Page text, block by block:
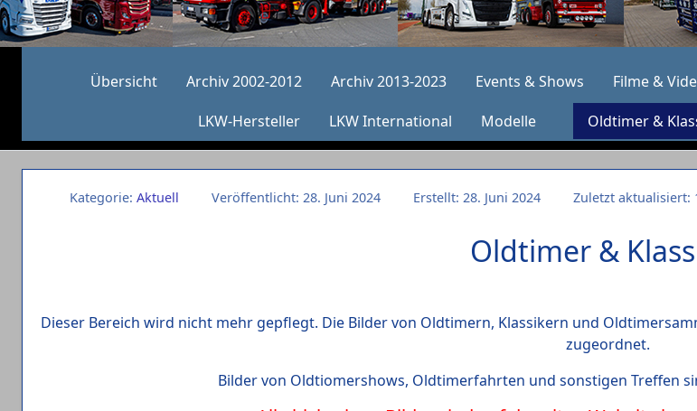
Übersicht Archiv 2002-2012 Archiv 2013-2023 Events & Shows Filme &
LKW-Hersteller
LKW International Modelle Oldtimer &
Kategorie: Aktuell Veröffentlicht: 28. Juni 2024 Erstellt: 28. Juni 2024 Zuletzt aktualisiert:
Oldtimer &
Dieser Bereich wird nicht mehr gepflegt. Die Bilder von Oldtimern, Klassikern und
zugeordnet.
Bilder von Oldtiomershows, Oldtimerfahrten und sonstigen Treffen